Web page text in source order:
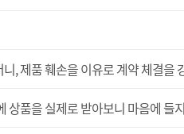
, 제품 훼손을 이유로 계약 체결을
품을 실제로 받아보니 마음에 들